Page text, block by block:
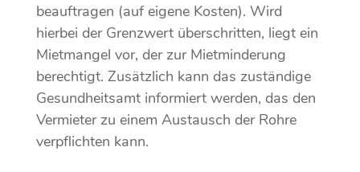
beauftragen (auf eigene Kosten). Wird
hierbei der Grenzwert überschritten, liegt ein
Mietmangel vor, der zur Mietminderung
berechtigt. Zusätzlich kann das zuständige
Gesundheitsamt informiert werden, das den
Vermieter zu einem Austausch der Rohre
verpflichten kann.